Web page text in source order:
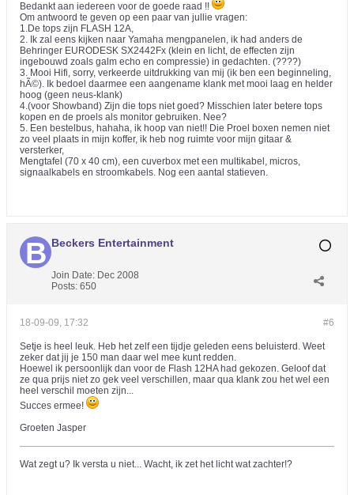
Bedankt aan iedereen voor de goede raad !!
Om antwoord te geven op een paar van jullie vragen:
1.De tops zijn FLASH 12A,
2. Ik zal eens kijken naar Yamaha mengpanelen, ik had anders de
Behringer EURODESK SX2442Fx (klein en licht, de effecten zijn
ingebouwd zoals galm echo en compressie) in gedachten. (????)
3. Mooi Hifi, sorry, verkeerde uitdrukking van mij (ik ben een beginneling,
hÃ©). Ik bedoel daarmee een aangename klank met mooi laag en helder
hoog (geen neus-klank)
4.(voor Showband) Zijn die tops niet goed? Misschien later betere tops
kopen en de proels als monitor gebruiken. Nee?
5. Een bestelbus, hahaha, ik hoop van niet!! Die Proel boxen nemen niet
zo veel plaats in mijn koffer, ik heb nog ruimte voor mijn gitaar &
versterker,
Mengtafel (70 x 40 cm), een cuverbox met een multikabel, micros,
signaalkabels en stroomkabels. Nog een aantal statieven.
Beckers Entertainment
Join Date: Dec 2008
Posts: 650
#6
18-09-09, 17:32
Setje is heel leuk. Heb het zelf een tijdje geleden eens beluisterd. Weet
zeker dat jij je 150 man daar wel mee kunt redden.
Hoewel ik persoonlijk dan voor de Flash 12HA had gekozen. Geloof dat
ze qua prijs niet zo gek veel verschillen, maar qua klank zou het wel een
heel verschil moeten zijn...
Succes ermee!
Groeten Jasper
Wat zegt u? Ik versta u niet... Wacht, ik zet het licht wat zachter!?